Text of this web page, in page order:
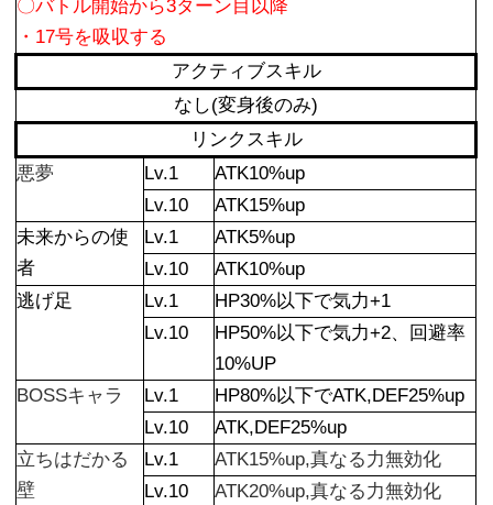
〇バトル開始から3ターン目以降
・17号を吸収する
アクティブスキル
なし(変身後のみ)
リンクスキル
悪夢
Lv.1
ATK10%up
Lv.10
ATK15%up
未来からの使
者
Lv.1
ATK5%up
Lv.10
ATK10%up
逃げ足
Lv.1
HP30%以下で気力+1
Lv.10
HP50%以下で気力+2、回避率
10%UP
BOSSキャラ
Lv.1
HP80%以下でATK,DEF25%up
Lv.10
ATK,DEF25%up
立ちはだかる
壁
Lv.1
ATK15%up,真なる力無効化
Lv.10
ATK20%up,真なる力無効化